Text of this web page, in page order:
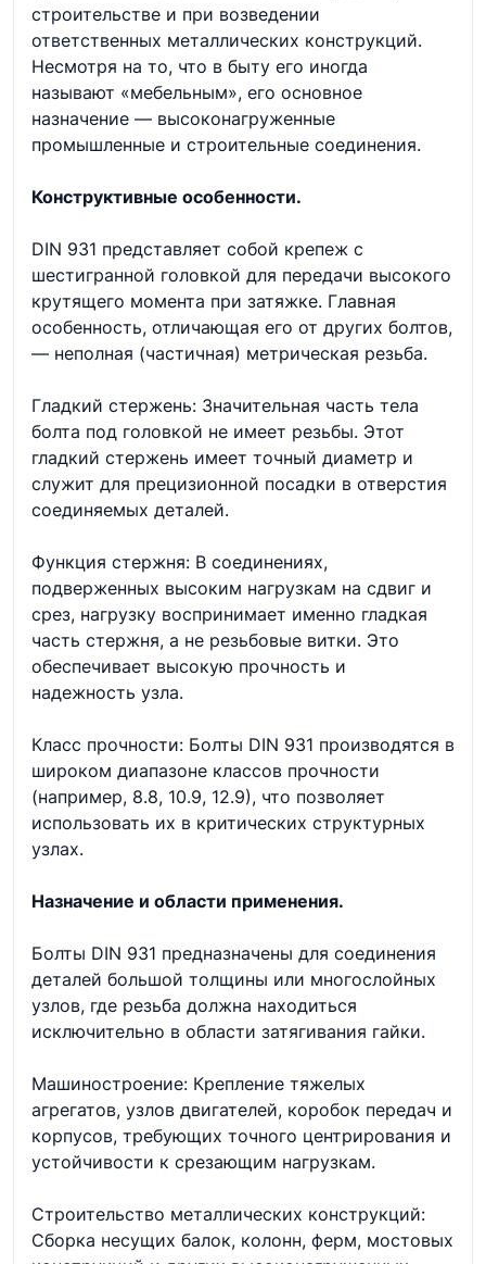
строительстве и при возведении
ответственных металлических конструкций.
Несмотря на то, что в быту его иногда
называют «мебельным», его основное
назначение — высоконагруженные
промышленные и строительные соединения.
Конструктивные особенности.
DIN 931 представляет собой крепеж с
шестигранной головкой для передачи высокого
крутящего момента при затяжке. Главная
особенность, отличающая его от других болтов,
— неполная (частичная) метрическая резьба.
Гладкий стержень: Значительная часть тела
болта под головкой не имеет резьбы. Этот
гладкий стержень имеет точный диаметр и
служит для прецизионной посадки в отверстия
соединяемых деталей.
Функция стержня: В соединениях,
подверженных высоким нагрузкам на сдвиг и
срез, нагрузку воспринимает именно гладкая
часть стержня, а не резьбовые витки. Это
обеспечивает высокую прочность и
надежность узла.
Класс прочности: Болты DIN 931 производятся в
широком диапазоне классов прочности
(например, 8.8, 10.9, 12.9), что позволяет
использовать их в критических структурных
узлах.
Назначение и области применения.
Болты DIN 931 предназначены для соединения
деталей большой толщины или многослойных
узлов, где резьба должна находиться
исключительно в области затягивания гайки.
Машиностроение: Крепление тяжелых
агрегатов, узлов двигателей, коробок передач и
корпусов, требующих точного центрирования и
устойчивости к срезающим нагрузкам.
Строительство металлических конструкций:
Сборка несущих балок, колонн, ферм, мостовых